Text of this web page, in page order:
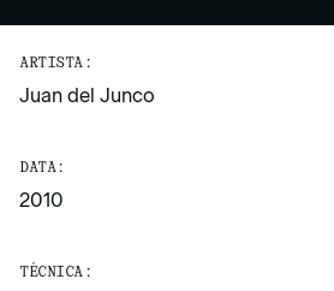
ARTISTA:
Juan del Junco
DATA:
2010
TÈCNICA: